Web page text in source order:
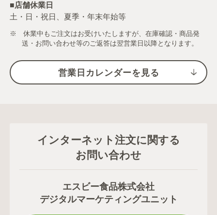
■店舗休業日
土・日・祝日、夏季・年末年始等
※ 休業中もご注文はお受けいたしますが、在庫確認・商品発
送・お問い合わせ等のご返答は翌営業日以降となります。
営業日カレンダーを見る
インターネット注文に関する
お問い合わせ
エスビー食品株式会社
デジタルマーケティングユニット